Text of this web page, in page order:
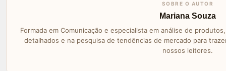
SOBRE O AUTOR
Mariana Souza
Formada em Comunicação e especialista em análise de
detalhados e na pesquisa de tendências de mercado para
nossos leitores.